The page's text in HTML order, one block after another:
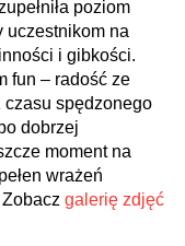
poziom
uczestnikom na
i gibkości.
fun – radość ze
spędzonego
dobrzej
moment na
wrażeń
galerię zdjęć